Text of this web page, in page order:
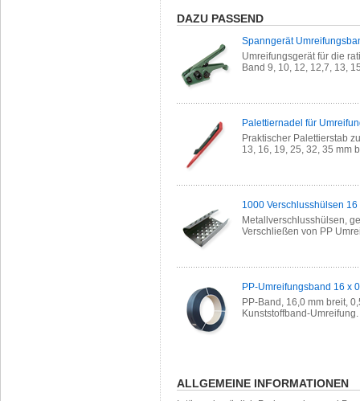
DAZU PASSEND
Spanngerät
Umreifungsgerät für die
Band 9, 10, 12, 12,7, 13,
Palettiernadel für
Praktischer Palettierstab
13, 16, 19, 25, 32, 35 mm
1000 Verschlusshülsen
Metallverschlusshülsen,
Verschließen von PP
PP-Umreifungsband 16 x
PP-Band, 16,0 mm breit,
Kunststoffband-
ALLGEMEINE INFORMATIONEN